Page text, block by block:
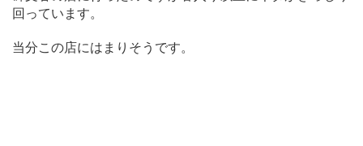
回っています。
当分この店にはまりそうです。